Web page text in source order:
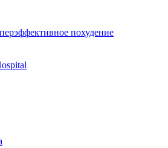
похудение